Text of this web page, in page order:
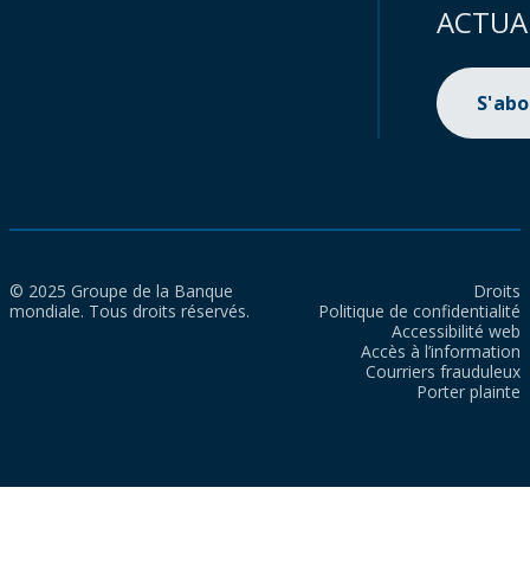
© 2025 Groupe de la Banque
mondiale. Tous droits réservés.
Droits
Politique de confidentialité
Accessibilité web
Accès à l’information
Courriers frauduleux
Porter plainte